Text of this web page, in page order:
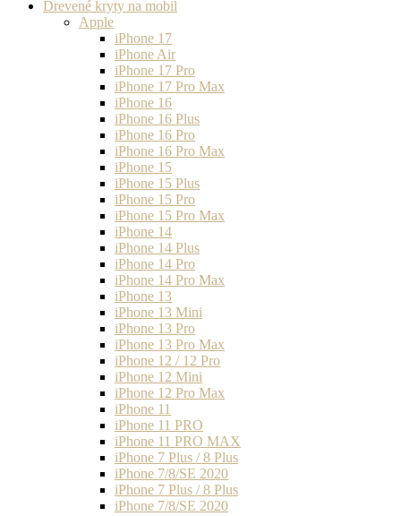
Drevené kryty na mobil
Apple
iPhone 17
iPhone Air
iPhone 17 Pro
iPhone 17 Pro Max
iPhone 16
iPhone 16 Plus
iPhone 16 Pro
iPhone 16 Pro Max
iPhone 15
iPhone 15 Plus
iPhone 15 Pro
iPhone 15 Pro Max
iPhone 14
iPhone 14 Plus
iPhone 14 Pro
iPhone 14 Pro Max
iPhone 13
iPhone 13 Mini
iPhone 13 Pro
iPhone 13 Pro Max
iPhone 12 / 12 Pro
iPhone 12 Mini
iPhone 12 Pro Max
iPhone 11
iPhone 11 PRO
iPhone 11 PRO MAX
iPhone 7 Plus / 8 Plus
iPhone 7/8/SE 2020
iPhone 7 Plus / 8 Plus
iPhone 7/8/SE 2020